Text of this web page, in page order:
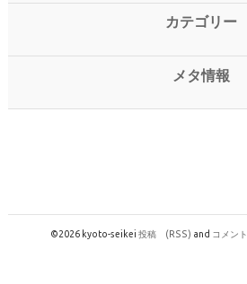
カテゴリー
メタ情報
©2026 kyoto-seikei投稿 (RSS) and コメント